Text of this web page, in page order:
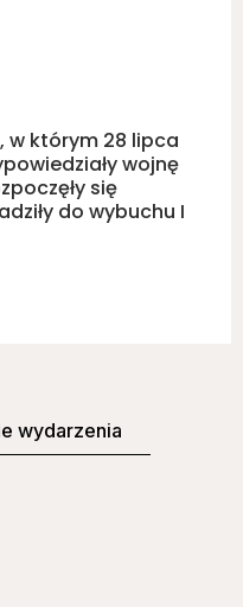
w którym 28 lipca
wojnę
się
do wybuchu I
wydarzenia